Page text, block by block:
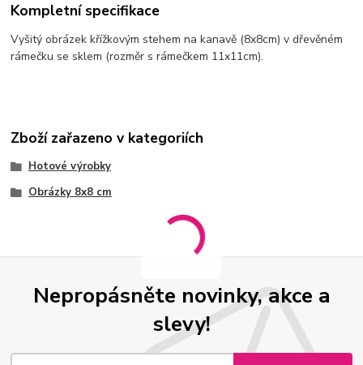
Kompletní specifikace
Vyšitý obrázek křížkovým stehem na kanavě (8x8cm) v dřevěném
rámečku se sklem (rozměr s rámečkem 11x11cm).
Zboží zařazeno v kategoriích
Hotové výrobky
Obrázky 8x8 cm
Nepropásněte novinky, akce a
slevy!